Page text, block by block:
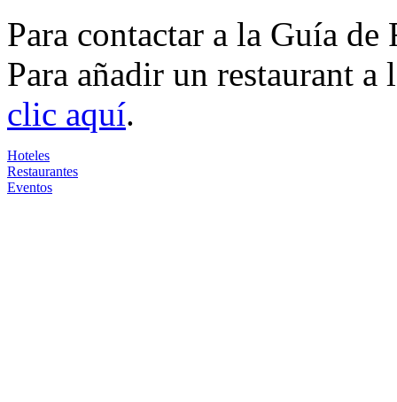
Para contactar a la Guía de
Para añadir un restaurant
clic aquí.
Hoteles
Restaurantes
Eventos